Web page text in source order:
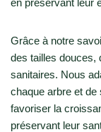
en préservant leur
Grâce à notre
des tailles douces,
sanitaires. Nous
chaque arbre et
favoriser la
préservant leur